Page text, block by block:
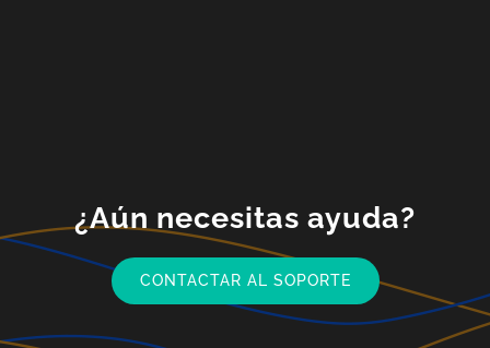
¿Aún necesitas ayuda?
CONTACTAR AL SOPORTE